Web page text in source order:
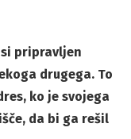
pripravljen
drugega. To
ko je svojega
da bi ga rešil